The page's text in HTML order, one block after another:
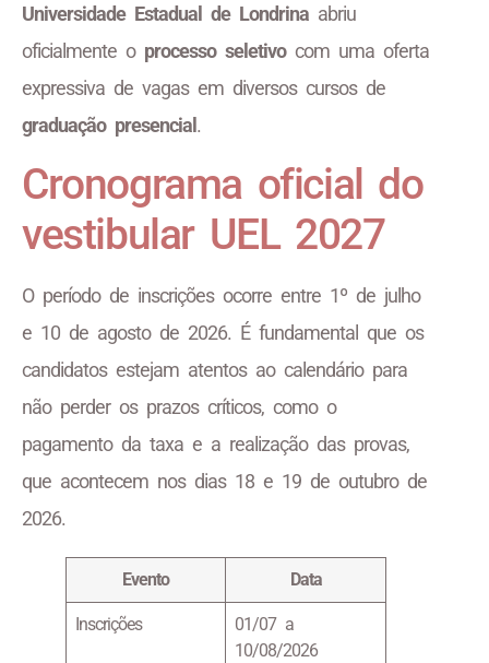
Universidade Estadual de Londrina abriu
oficialmente o processo seletivocom uma oferta
expressiva de vagas em diversos cursos de
graduação presencial.
Cronograma oficial do
vestibular UEL 2027
O período de inscrições ocorre entre 1º de julho
e 10 de agosto de 2026. É fundamental que os
candidatos estejam atentos ao calendário para
não perder os prazos críticos, como o
pagamento da taxa e a realização das provas,
que acontecem nos dias 18 e 19 de outubro de
2026.
Evento Data
Inscrições
01/07 a
10/08/2026